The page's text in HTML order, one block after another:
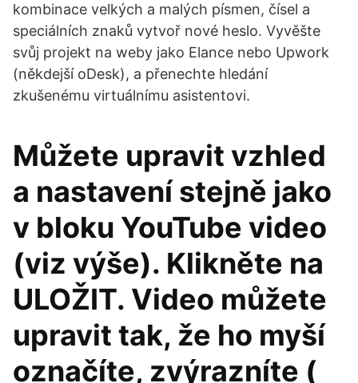
kombinace velkých a malých písmen, čísel a
speciálních znaků vytvoř nové heslo. Vyvěšte
svůj projekt na weby jako Elance nebo Upwork
(někdejší oDesk), a přenechte hledání
zkušenému virtuálnímu asistentovi.
Můžete upravit vzhled
a nastavení stejně jako
v bloku YouTube video
(viz výše). Klikněte na
ULOŽIT. Video můžete
upravit tak, že ho myší
označíte, zvýrazníte (